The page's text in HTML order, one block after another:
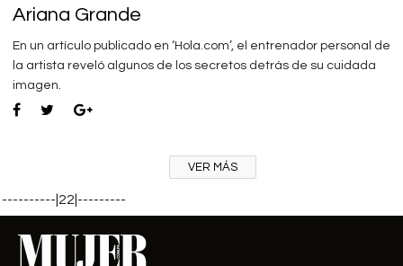
Ariana Grande
En un artículo publicado en ‘Hola.com’, el entrenador personal de
la artista reveló algunos de los secretos detrás de su cuidada
imagen.
VER MÁS
----------|22|---------